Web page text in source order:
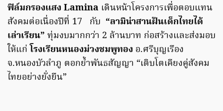
ฟิล์มกรองแสง Lamina เดินหน้าโครงการเพื่อตอบแทน
สังคมต่อเนื่องปีที่ 17 กับ “ลามิน่าสานฝันเด็กไทยได้
เล่าเรียน” ทุ่มงบมากกว่า 2 ล้านบาท ก่อสร้างและส่งมอบ
ให้แก่โรงเรียนหนองม่วงชมพูทอง อ.ศรีบุญเรือง
จ.หนองบัวลำภู ตอกย้ำพันธสัญญา “เติบโตเคียงคู่สังคม
ไทยอย่างยั่งยืน”